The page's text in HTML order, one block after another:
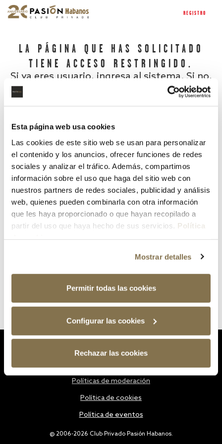
Esta página web usa cookies
Las cookies de este sitio web se usan para personalizar
el contenido y los anuncios, ofrecer funciones de redes
sociales y analizar el tráfico. Además, compartimos
información sobre el uso que haga del sitio web con
nuestros partners de redes sociales, publicidad y análisis
web, quienes pueden combinarla con otra información
que les haya proporcionado o que hayan recopilado a
partir del uso que haya hecho de sus servicios. Política
Mostrar detalles
Permitir todas las cookies
Configurar las cookies
Rechazar las cookies
REGISTRO
LA PÁGINA QUE HAS SOLICITADO
TIENE ACCESO RESTRINGIDO.
Si ya eres usuario, ingresa al sistema. Si no,
¿Has olvidado tu contraseña?
@ 2006-2026 Club Privado Pasión Habanos.
Políticas de moderación
Política de cookies
Política de eventos